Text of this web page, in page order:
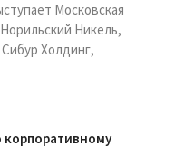
Московская
Никель,
Холдинг,